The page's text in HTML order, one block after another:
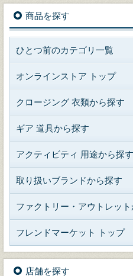
商品を探す
ひとつ前のカテゴリ一覧
オンラインストア トップ
クロージング 衣類から探す
ギア 道具から探す
アクティビティ 用途から探す
取り扱いブランドから探す
ファクトリー・アウトレッ
フレンドマーケット トップ
店舗を探す